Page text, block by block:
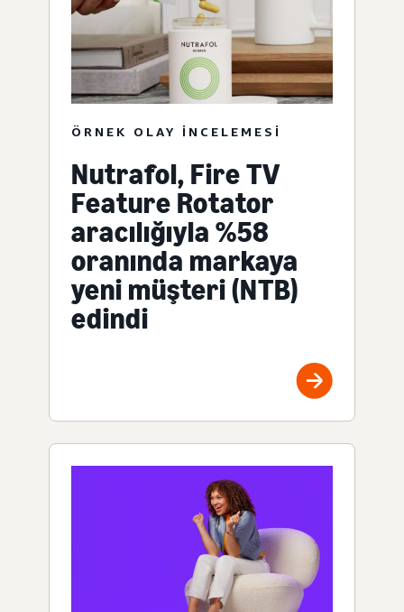
ÖRNEK OLAY INCELEMESI
Nutrafol, Fire TV
Feature Rotator
aracılığıyla %58
oranında markaya
yeni müşteri (NTB)
edindi